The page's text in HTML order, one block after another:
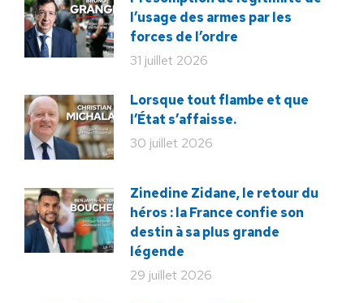
l’usage des armes par les
forces de l’ordre
31 juillet 2026
Lorsque tout flambe et que
l’État s’affaisse.
30 juillet 2026
Zinedine Zidane, le retour du
héros : la France confie son
destin à sa plus grande
légende
29 juillet 2026